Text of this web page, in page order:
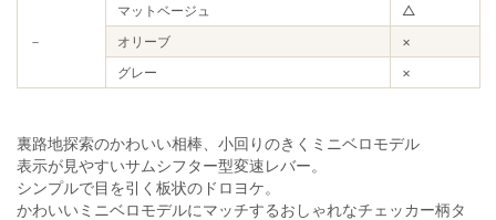
－
マットベージュ
△
オリーブ
×
グレー
×
裏路地探索のかわいい相棒、小回りのきくミニベロモデル
表示が見やすいサムシフター型変速レバー。
シンプルで目を引く板状のドロヨケ。
かわいいミニベロモデルにマッチするおしゃれなチェッカー柄タ